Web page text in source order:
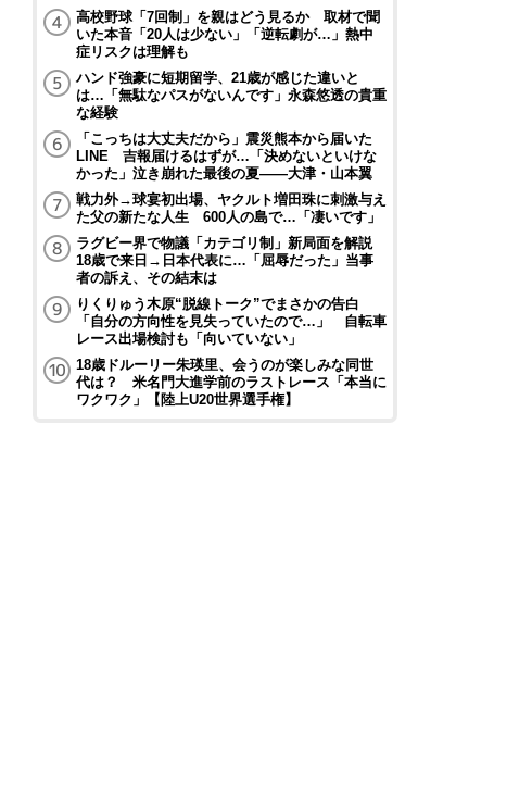
高校野球「7回制」を親はどう見るか 取材で聞
いた本音「20人は少ない」「逆転劇が…」熱中
症リスクは理解も
ハンド強豪に短期留学、21歳が感じた違いと
は…「無駄なパスがないんです」永森悠透の貴重
な経験
「こっちは大丈夫だから」震災熊本から届いた
LINE 吉報届けるはずが…「決めないといけな
かった」泣き崩れた最後の夏――大津・山本翼
戦力外→球宴初出場、ヤクルト増田珠に刺激与え
た父の新たな人生 600人の島で…「凄いです」
ラグビー界で物議「カテゴリ制」新局面を解説
18歳で来日→日本代表に…「屈辱だった」当事
者の訴え、その結末は
りくりゅう木原“脱線トーク”でまさかの告白
「自分の方向性を見失っていたので…」 自転車
レース出場検討も「向いていない」
18歳ドルーリー朱瑛里、会うのが楽しみな同世
代は？ 米名門大進学前のラストレース「本当に
ワクワク」【陸上U20世界選手権】